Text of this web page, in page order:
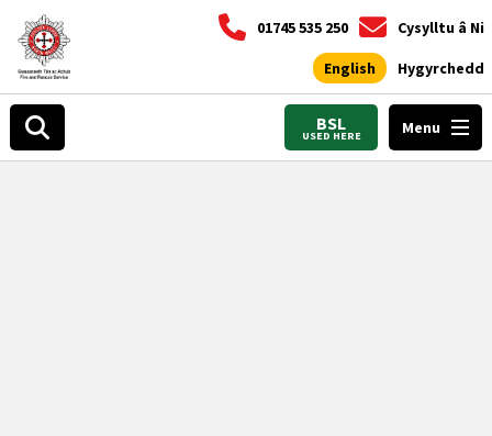
01745 535 250 Cysylltu â Ni
English Hygyrchedd
BSL
USED HERE Menu